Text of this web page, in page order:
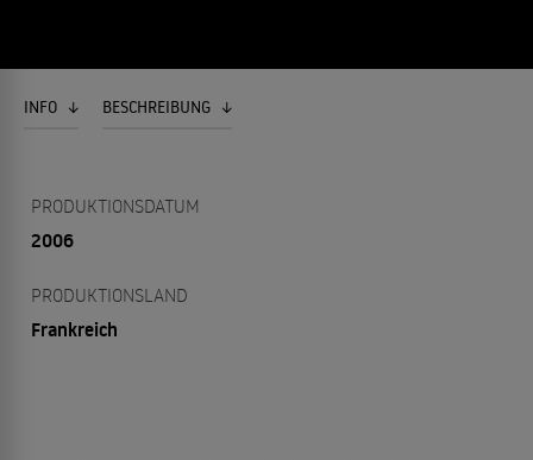
INFO BESCHREIBUNG
PRODUKTIONSDATUM
2006
PRODUKTIONSLAND
Frankreich